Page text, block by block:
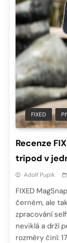
FIXED
Recenze
tripod v
Adolf Pupík
FIXED
černém, ale
zpracování
neviklá a drží
rozměry činí: